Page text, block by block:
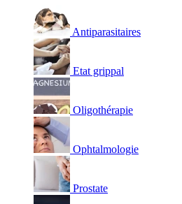
Antiparasitaires
Etat grippal
Oligothérapie
Ophtalmologie
Prostate